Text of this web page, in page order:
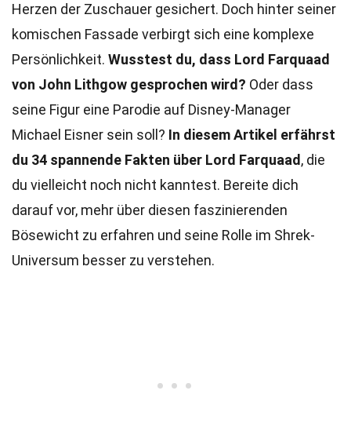
Herzen der Zuschauer gesichert. Doch hinter seiner
komischen Fassade verbirgt sich eine komplexe
Persönlichkeit. Wusstest du, dass Lord Farquaad
von John Lithgow gesprochen wird? Oder dass
seine Figur eine Parodie auf Disney-Manager
Michael Eisner sein soll? In diesem Artikel erfährst
du 34 spannende Fakten über Lord Farquaad , die
du vielleicht noch nicht kanntest. Bereite dich
darauf vor, mehr über diesen faszinierenden
Bösewicht zu erfahren und seine Rolle im Shrek-
Universum besser zu verstehen.